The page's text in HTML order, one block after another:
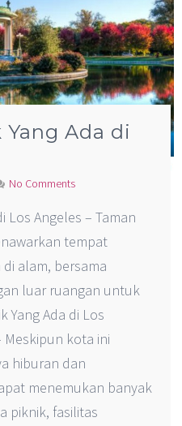
Ada di
No Comments
Los Angeles – Taman
tempat
alam, bersama
luar ruangan untuk
Yang Ada di Los
kota ini
hiburan dan
menemukan banyak
piknik, fasilitas